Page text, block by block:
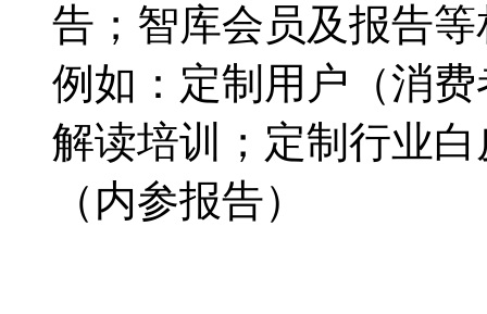
告；智库会员及报告
例如：定制用户（消
解读培训；定制行业
（内参报告）